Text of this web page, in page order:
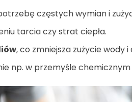
częstych wymian i
tarcia czy strat ciepła.
, co zmniejsza zużycie wody
np. w przemyśle